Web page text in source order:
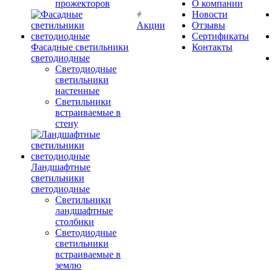
прожекторов
Фасадные светильники
светодиодные
Светодиодные
светильники
настенные
Светильники
встраиваемые в
стену
Ландшафтные
светильники
светодиодные
Светильники
ландшафтные
столбики
Светодиодные
светильники
встраиваемые в
землю
Акции
О компании
Новости
Отзывы
Сертификаты
Контакты